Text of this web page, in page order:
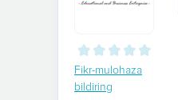
Fikr-mulohaza
bildiring